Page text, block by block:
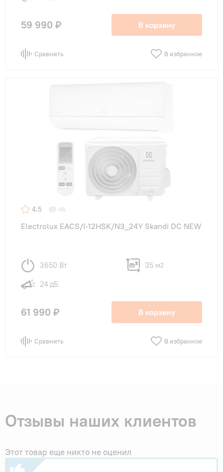
59 990 ₽ В корзину
Сравнить В избранное
4.5 46
Electrolux EACS/I-12HSK/N3_24Y Skandi DC NEW
3650 Вт 35 м2
24 дБ
61 990 ₽ В корзину
Сравнить В избранное
Отзывы наших клиентов
Этот товар еще никто не оценил